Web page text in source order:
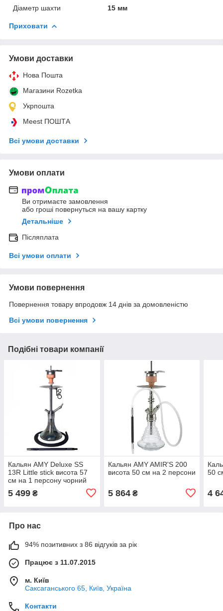
Діаметр шахти
15 мм
Приховати
Умови доставки
Нова Пошта
Магазини Rozetka
Укрпошта
Meest ПОШТА
Всі умови доставки
Умови оплати
Ви отримаєте замовлення
або гроші повернуться на вашу картку
Детальніше
Післяплата
Всі умови оплати
Умови повернення
Повернення товару впродовж 14 днів за домовленістю
Всі умови повернення
Подібні товари компанії
Кальян AMY Deluxe SS
13R Little stick висота 57
см на 1 персону чорний
5 499 ₴
Кальян AMY AMIR'S 200
висота 50 см на 2 персони
5 864₴
50
4
Про нас
94% позитивних з 86 відгуків за рік
Працює з 11.07.2015
м. Київ
Саксаганського 65, Київ, Україна
Контакти